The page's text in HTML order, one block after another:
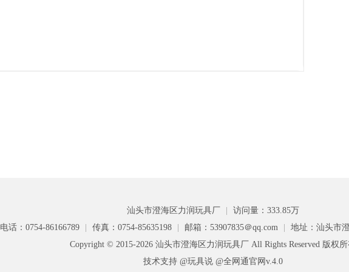
汕头市澄海区力润玩具厂
访问量：333.85万
电话：0754-86166789
传真：0754-85635198 邮箱：53907835＠qq.com
地址：汕头市
Copyright © 2015-2026 汕头市澄海区力润玩具厂 All Rights Reserved 版权
技术支持 @玩具说 @全网通官网v.4.0